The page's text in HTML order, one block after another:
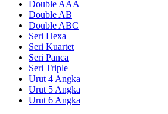
Double AAA
Double AB
Double ABC
Seri Hexa
Seri Kuartet
Seri Panca
Seri Triple
Urut 4 Angka
Urut 5 Angka
Urut 6 Angka